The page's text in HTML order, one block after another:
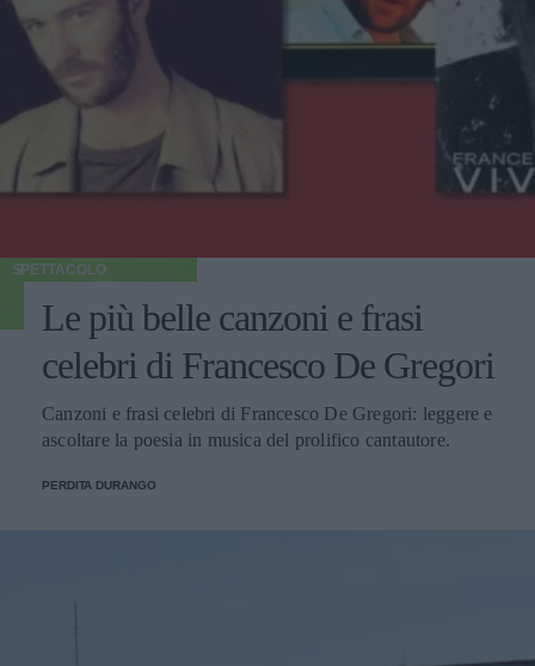
SPETTACOLO
Le più belle canzoni e frasi
celebri di Francesco De Gregori
Canzoni e frasi celebri di Francesco De Gregori: leggere e
ascoltare la poesia in musica del prolifico cantautore.
PERDITA DURANGO